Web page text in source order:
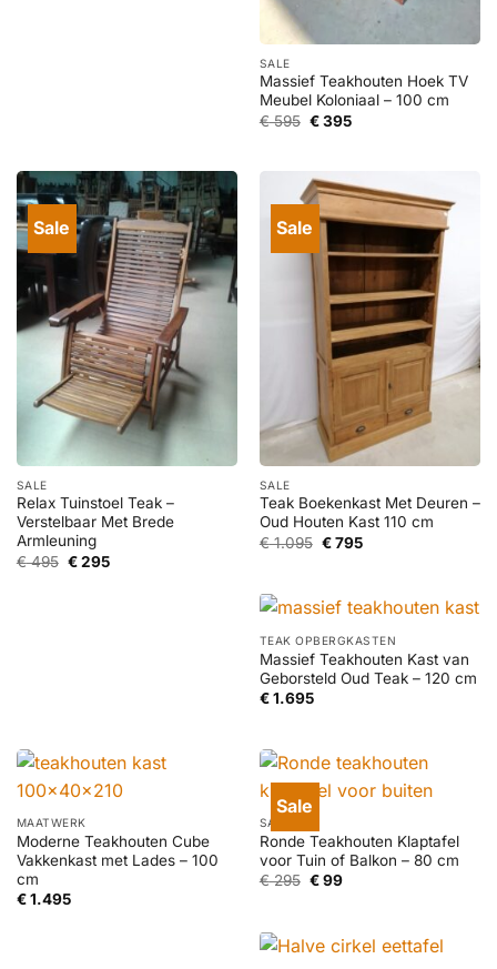
SALE
Massief Teakhouten Hoek TV
Meubel Koloniaal – 100 cm
€595 Oorspronkelijke
€395Huidige
Sale
SALE
Relax Tuinstoel Teak –
Verstelbaar Met Brede
Armleuning
€495 Oorspronkelijke
€295Huidige
Sale
SALE
Teak Boekenkast Met Deuren –
Oud Houten Kast 110 cm
€1.095 Oorspronkelijke
€795Huidige
TEAK OPBERGKASTEN
Massief Teakhouten Kast van
Geborsteld Oud Teak – 120 cm
€1.695
MAATWERK
Moderne Teakhouten Cube
Vakkenkast met Lades – 100
cm
€1.495
Sale
SALE
Ronde Teakhouten Klaptafel
voor Tuin of Balkon – 80 cm
€295 Oorspronkelijke
€99Huidige